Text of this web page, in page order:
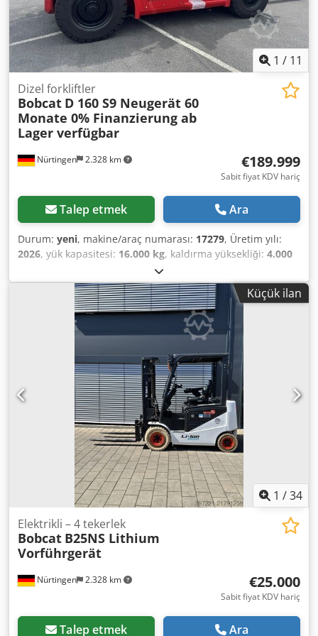
1 / 11
Nürtingen 2.328 km
Dizel forkliftler
Bobcat D 160 S9 Neugerät 60
Monate 0% Finanzierung ab
Lager verfügbar
€189.999
Sabit fiyat KDV hariç
Talep etmek Ara
Durum: yeni, makine/araç numarası: 17279, Üretim yılı:
2026, yük kapasitesi: 16.000 kg, kaldırma yüksekliği: 4.000
1.480 mm
yakıt türü:dizel, direk tipi:triplex, inşaat yüksekliği:3.030
, çatalların uzunluğu:2.400 mm, ön lastik ölçüsü:
12.00-20 100%, arka lastik boyutu:12.00-20 100%
19.300 kg
, 5218640 Dodpezp T
Auefx Akaekr Seri Numarası: FDC0H-5107-00494
Küçük ilan
1 /34
Nürtingen 2.328 km
Elektrikli – 4 tekerlek
Bobcat B25NS Lithium
Vorführgerät
€25.000
Sabit fiyat KDV hariç
Talep etmek Ara